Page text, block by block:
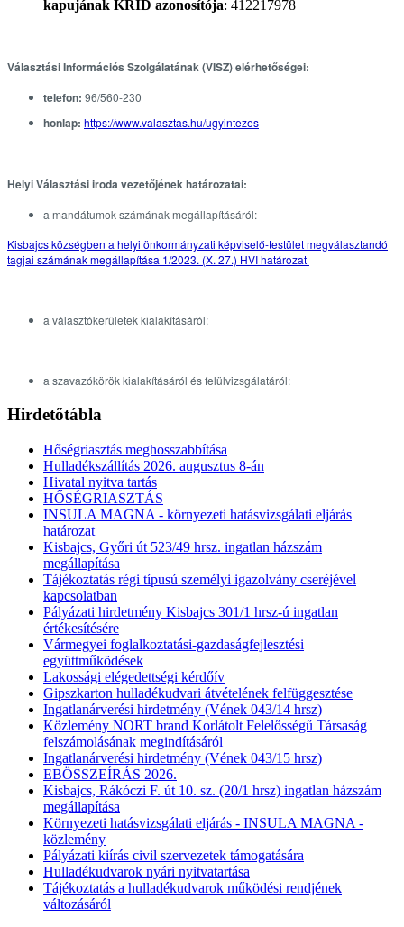
kapujának KRID azonosítója: 412217978
Választási Információs Szolgálatának (VISZ) elérhetőségei:
telefon: 96/560-230
honlap: https://www.valasztas.hu/ugyintezes
Helyi Választási iroda vezetőjének határozatai:
a mandátumok számának megállapításáról:
Kisbajcs községben a helyi önkormányzati képviselő-testület megválasztandó
tagjai számának megállapítása 1/2023. (X. 27.) HVI határozat
a választókerületek kialakításáról:
a szavazókörök kialakításáról és felülvizsgálatáról:
Hirdetőtábla
Hőségriasztás meghosszabbítása
Hulladékszállítás 2026. augusztus 8-án
Hivatal nyitva tartás
HŐSÉGRIASZTÁS
INSULA MAGNA - környezeti hatásvizsgálati eljárás
határozat
Kisbajcs, Győri út 523/49 hrsz. ingatlan házszám
megállapítása
Tájékoztatás régi típusú személyi igazolvány cseréjével
kapcsolatban
Pályázati hirdetmény Kisbajcs 301/1 hrsz-ú ingatlan
értékesítésére
Vármegyei foglalkoztatási-gazdaságfejlesztési
együttműködések
Lakossági elégedettségi kérdőív
Gipszkarton hulladékudvari átvételének felfüggesztése
Ingatlanárverési hirdetmény (Vének 043/14 hrsz)
Közlemény NORT brand Korlátolt Felelősségű Társaság
felszámolásának megindításáról
Ingatlanárverési hirdetmény (Vének 043/15 hrsz)
EBÖSSZEÍRÁS 2026.
Kisbajcs, Rákóczi F. út 10. sz. (20/1 hrsz) ingatlan házszám
megállapítása
Környezeti hatásvizsgálati eljárás - INSULA MAGNA -
közlemény
Pályázati kiírás civil szervezetek támogatására
Hulladékudvarok nyári nyitvatartása
Tájékoztatás a hulladékudvarok működési rendjének
változásáról